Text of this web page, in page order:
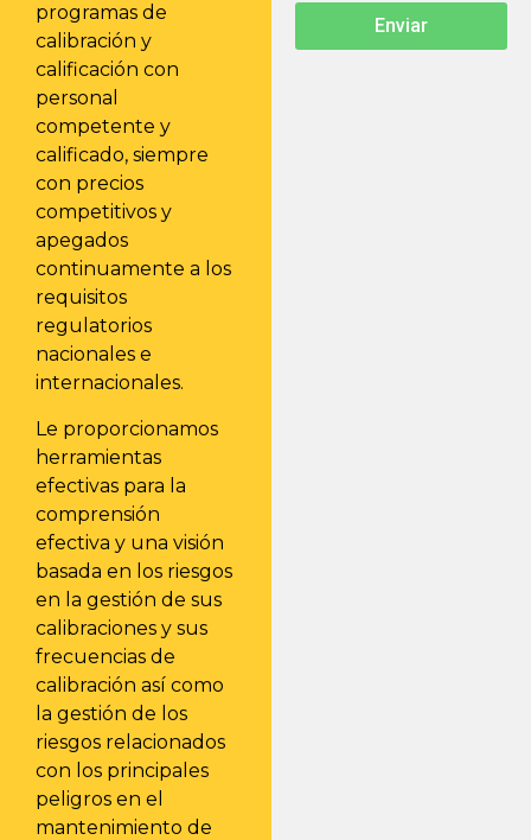
programas de
calibración y
calificación con
personal
competente y
calificado, siempre
con precios
competitivos y
apegados
continuamente a los
requisitos
regulatorios
nacionales e
internacionales.
Le proporcionamos
herramientas
efectivas para la
comprensión
efectiva y una visión
basada en los riesgos
en la gestión de sus
calibraciones y sus
frecuencias de
calibración así como
la gestión de los
riesgos relacionados
con los principales
peligros en el
mantenimiento de
Enviar